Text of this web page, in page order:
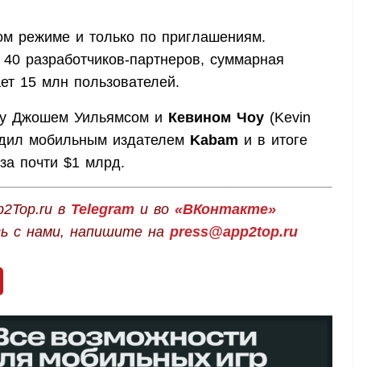
режиме и только по приглашениям.
разработчиков-партнеров, суммарная
15 млн пользователей.
Джошем Уильямсом и Кевином Чоу (Kevin
мобильным издателем Kabam и в итоге
почти $1 млрд.
в Telegramи во «ВКонтакте»
с нами, напишите на press@app2top.ru